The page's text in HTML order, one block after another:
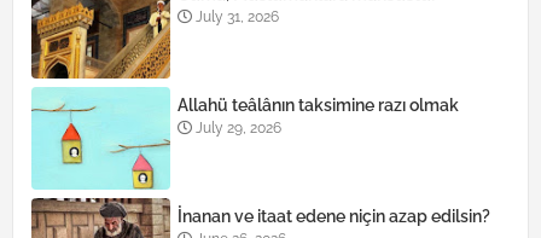
July 31, 2026
Allahü teâlânın taksimine razı olmak
July 29, 2026
İnanan ve itaat edene niçin azap edilsin?